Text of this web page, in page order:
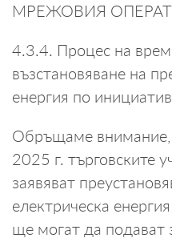
МРЕЖОВИЯ
4.3.4. Процес на
възстановяване на
енергия по
Обръщаме внимание,
2025 г. търговските
заявяват
електрическа
ще могат да подават